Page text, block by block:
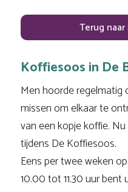
Terug
Koffiesoos in De
Men hoorde regelmatig
missen om elkaar te
van een kopje koffie.
tijdens De Koffiesoos.
Eens per twee weken
10.00 tot 11.30 uur bent